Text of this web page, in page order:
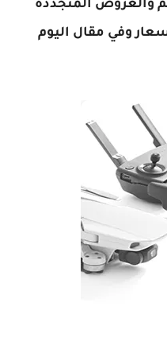
والعروض المتجددة
وفي مقال اليوم